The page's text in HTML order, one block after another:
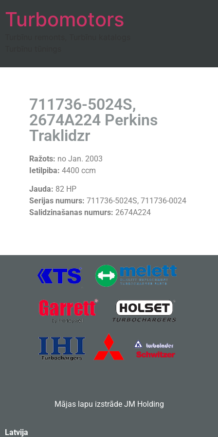
Turbomotors
711736-5024S,
2674A224 Perkins
Traklidzr
Ražots: no Jan. 2003
Ietilpiba: 4400 ccm
Jauda: 82 HP
Serijas numurs: 711736-5024S, 711736-0024
Salidzinašanas numurs: 2674A224
Mājas lapu izstrādeJM Holding
Latvija